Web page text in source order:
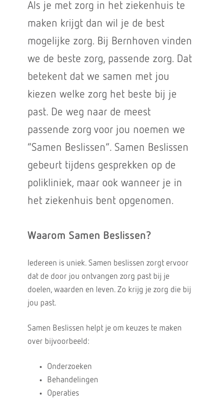
Als je met zorg in het ziekenhuis te
maken krijgt dan wil je de best
mogelijke zorg. Bij Bernhoven vinden
we de beste zorg, passende zorg. Dat
betekent dat we samen met jou
kiezen welke zorg het beste bij je
past. De weg naar de meest
passende zorg voor jou noemen we
“Samen Beslissen”. Samen Beslissen
gebeurt tijdens gesprekken op de
polikliniek, maar ook wanneer je in
het ziekenhuis bent opgenomen.
Waarom Samen Beslissen?
Iedereen is uniek. Samen beslissen zorgt ervoor
dat de door jou ontvangen zorg past bij je
doelen, waarden en leven. Zo krijg je zorg die bij
jou past.
Samen Beslissen helpt je om keuzes te maken
over bijvoorbeeld:
Onderzoeken
Behandelingen
Operaties